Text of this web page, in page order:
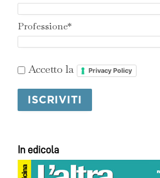
Professione*
Accetto la Privacy Policy
In edicola